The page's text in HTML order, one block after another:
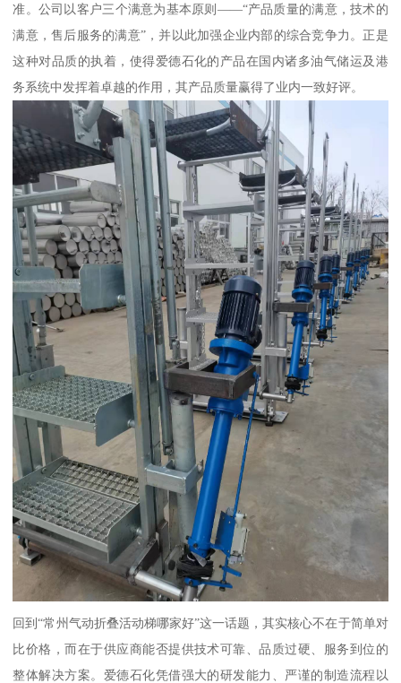
准。公司以客户三个满意为基本原则——“产品质量的满意，技术的
满意，售后服务的满意”，并以此加强企业内部的综合竞争力。正是
这种对品质的执着，使得爱德石化的产品在国内诸多油气储运及港
务系统中发挥着卓越的作用，其产品质量赢得了业内一致好评。
回到“常州气动折叠活动梯哪家好”这一话题，其实核心不在于简单对
比价格，而在于供应商能否提供技术可靠、品质过硬、服务到位的
整体解决方案。爱德石化凭借强大的研发能力、严谨的制造流程以